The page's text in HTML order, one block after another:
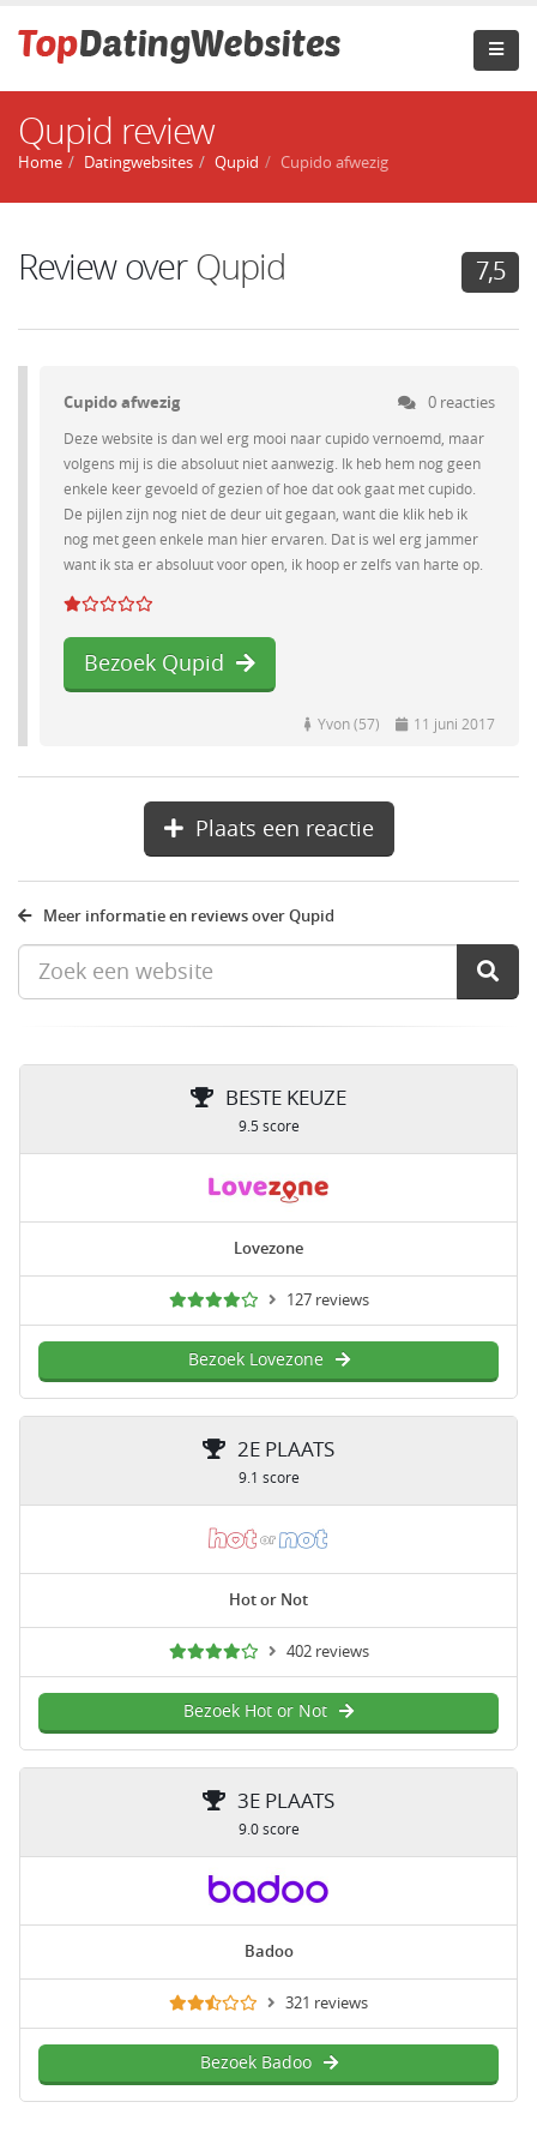
Qupid review
Home Datingwebsites Qupid Cupido afwezig
Review over Qupid 7,5
Cupido afwezig 0 reacties
Deze website is dan wel erg mooi naar cupido vernoemd, maar
volgens mij is die absoluut niet aanwezig. Ik heb hem nog geen
enkele keer gevoeld of gezien of hoe dat ook gaat met cupido.
De pijlen zijn nog niet de deur uit gegaan, want die klik heb ik
nog met geen enkele man hier ervaren. Dat is wel erg jammer
want ik sta er absoluut voor open, ik hoop er zelfs van harte op.
Bezoek Qupid
Yvon (57) 11 juni 2017
Plaats een reactie
Meer informatie en reviews over Qupid
BESTE KEUZE
9.5 score
Lovezone
127 reviews
Bezoek Lovezone
2E PLAATS
9.1 score
Hot or Not
402 reviews
Bezoek Hot or Not
3E PLAATS
9.0 score
Badoo
321 reviews
Bezoek Badoo